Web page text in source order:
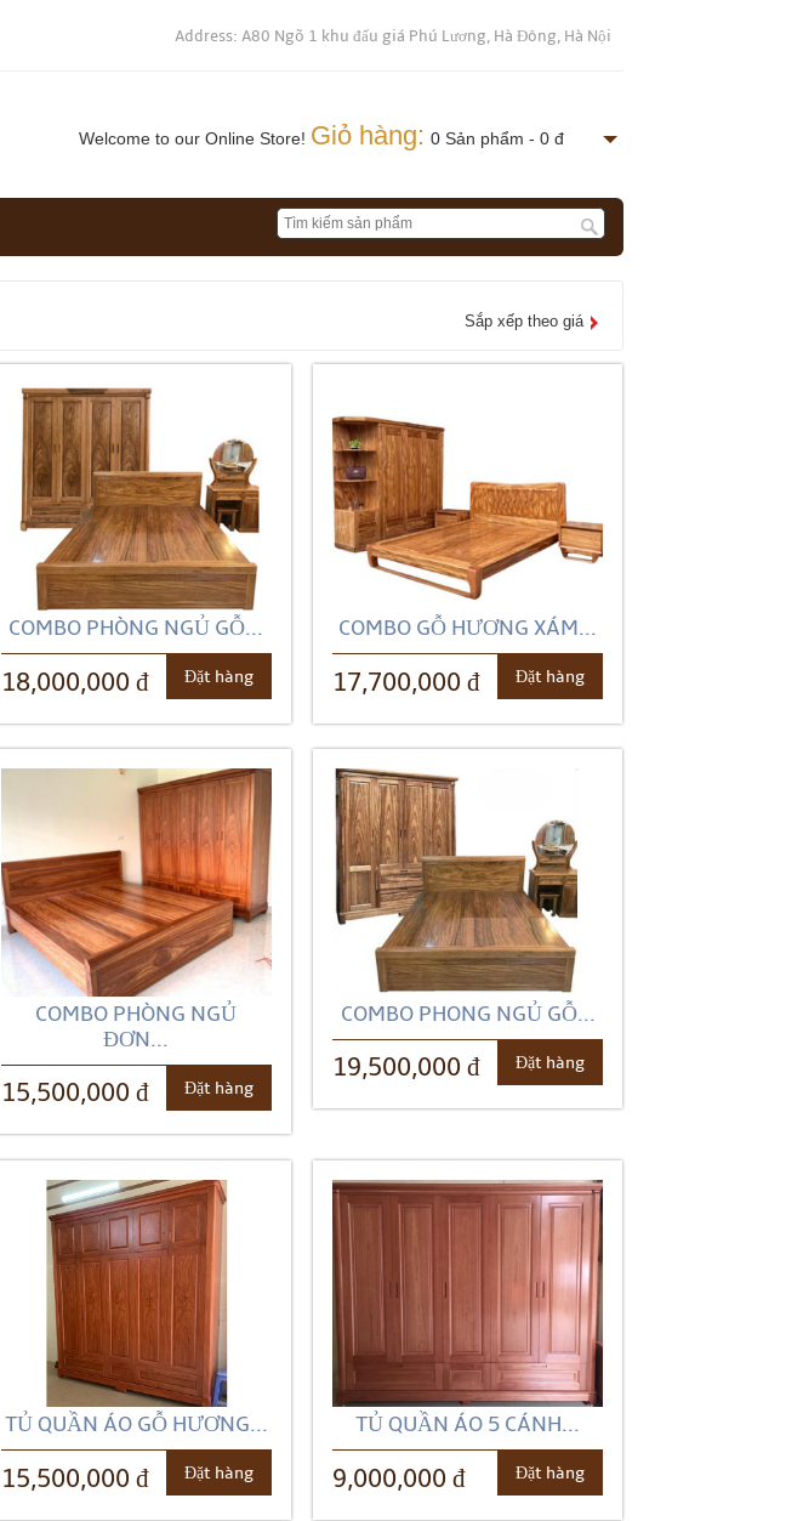
Address: A80 Ngõ 1 khu đấu giá Phú Lương, Hà Đông, Hà Nội
Welcome to our Online Store! Giỏ hàng: 0 Sản phẩm - 0 đ
Sắp xếp theo giá
COMBO PHÒNG NGỦ GỖ...
18,000,000 đ Đặt hàng
COMBO GỖ HƯƠNG XÁM...
17,700,000 đ Đặt hàng
COMBO PHÒNG NGỦ
ĐƠN...
15,500,000 đ Đặt hàng
COMBO PHONG NGỦ GỖ...
19,500,000 đ Đặt hàng
TỦ QUẦN ÁO GỖ HƯƠNG...
15,500,000 đ Đặt hàng
TỦ QUẦN ÁO 5 CÁNH...
9,000,000 đ Đặt hàng